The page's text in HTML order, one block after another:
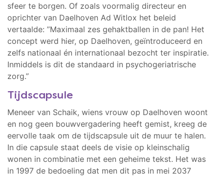
sfeer te borgen. Of zoals voormalig directeur en
oprichter van Daelhoven Ad Witlox het beleid
vertaalde: ”Maximaal zes gehaktballen in de pan! Het
concept werd hier, op Daelhoven, geïntroduceerd en
zelfs nationaal én internationaal bezocht ter inspiratie.
Inmiddels is dit de standaard in psychogeriatrische
zorg.”
Tijdscapsule
Meneer van Schaik, wiens vrouw op Daelhoven woont
en nog geen bouwvergadering heeft gemist, kreeg de
eervolle taak om de tijdscapsule uit de muur te halen.
In die capsule staat deels de visie op kleinschalig
wonen in combinatie met een geheime tekst. Het was
in 1997 de bedoeling dat men dit pas in mei 2037